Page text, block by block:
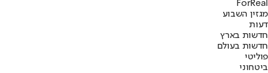
ForReal
מגזין השבוע
דעות
חדשות בארץ
חדשות בעולם
פוליטי
ביטחוני